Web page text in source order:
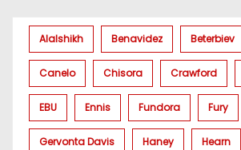
Alalshikh Benavidez Beterbiev
Canelo Chisora Crawford
EBU Ennis Fundora Fury
Gervonta Davis Haney Hearn